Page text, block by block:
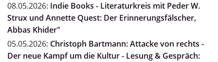
08.05.2026: Indie Books - Literaturkreis mit Peder W.
Strux und Annette Quest: Der Erinnerungsfälscher,
Abbas Khider"
05.05.2026: Christoph Bartmann: Attacke von rechts -
Der neue Kampf um die Kultur - Lesung & Gespräch: